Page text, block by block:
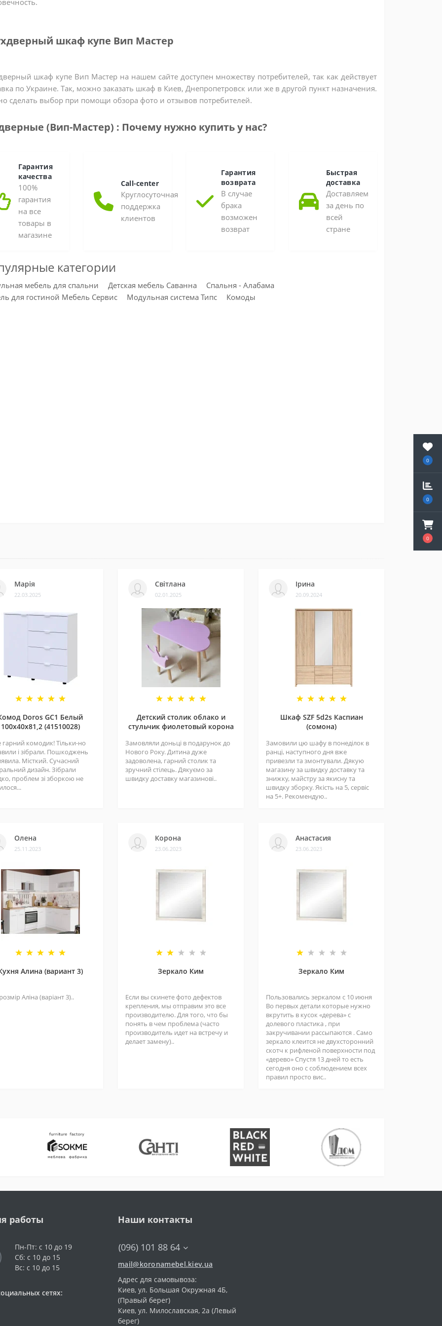
0
0
0
шкаф купе Вип Мастер
шкаф купе Вип Мастер на нашем сайте доступен множеству потребителей, так как действует
по Украине. Так, можно заказать шкаф в Киев, Днепропетровск или же в другой пункт назначения.
сделать выбор при помощи обзора фото и отзывов потребителей.
(Вип-Мастер) : Почему нужно купить у нас?
Гарантия
качества
100%
гарантия
на все
товары в
магазине
Call-center
Круглосуточная
поддержка
клиентов
Гарантия
возврата
В случае
брака
возможен
возврат
Быстрая
доставка
Доставляем
за день по
всей
стране
категории
мебель для спальни Детская мебель Саванна
Спальня - Алабама
для гостиной Мебель Сервис
Модульная система Типс Комоды
Марія
22.03.2025
Doros GС1 Белый
100х40х81,2 (41510028)
комодик! Тільки-но
і зібрали. Пошкоджень
Місткий. Сучасний
дизайн. Зібрали
проблем зі зборкою не
Світлана
02.01.2025
Детский столик облако и
стульчик фиолетовый корона
Замовляли доньці в подарунок до
Нового Року. Дитина дуже
задоволена, гарний столик та
зручний стілець. Дякуємо за
швидку доставку магазинові..
Ірина
20.09.2024
Шкаф SZF 5d2s Каспиан
(сомона)
Замовили цю шафу в понеділок в
ранці, наступного дня вже
привезли та змонтували. Дякую
магазину за швидку доставку та
знижку, майстру за якисну та
швидку зборку. Якість на 5, сервіс
на 5+. Рекомендую..
Олена
25.11.2023
Алина (вариант 3)
Аліна (варіант 3)..
Корона
23.06.2023
Зеркало Ким
Если вы скинете фото дефектов
крепления, мы отправим это все
производителю. Для того, что бы
понять в чем проблема (часто
производитель идет на встречу и
делает замену)..
Анастасия
23.06.2023
Зеркало Ким
Пользовались зеркалом с 10 июня
Во первых детали которые нужно
вкрутить в кусок «дерева» с
долевого пластика , при
закручивании рассыпаются . Само
зеркало клеится не двухсторонний
скотч к рифленой поверхности под
«дерево» Спустя 13 дней то есть
сегодня оно с соблюдением всех
правил просто вис..
работы
Пн-Пт: с 10 до 19
Сб: с 10 до 15
Вс: с 10 до 15
сетях:
Наши контакты
(096) 101 88 64
mail@koronamebel.kiev.ua
Адрес для самовывоза:
Киев, ул. Большая Окружная 4Б,
(Правый берег)
Киев, ул. Милославская, 2а (Левый
берег)